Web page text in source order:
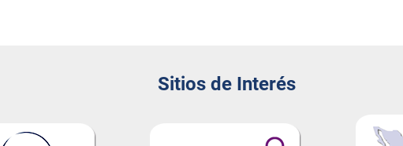
Sitios de Interés